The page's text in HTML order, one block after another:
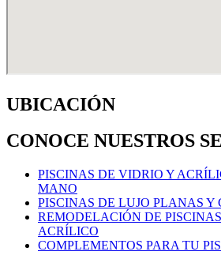
UBICACIÓN
CONOCE NUESTROS
PISCINAS DE VIDRIO Y
MANO
PISCINAS DE LUJO PLANAS Y
REMODELACIÓN DE
ACRÍLICO
COMPLEMENTOS PARA TU